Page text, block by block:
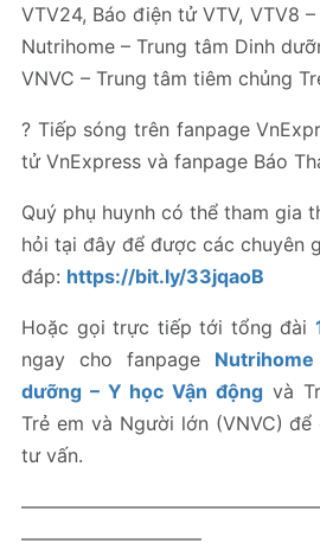
VTV24, Báo điện tử VTV, VTV8
Nutrihome – Trung tâm Dinh
VNVC – Trung tâm tiêm chủng
? Tiếp sóng trên fanpage
tử VnExpress và fanpage Báo
Quý phụ huynh có thể tham gia
hỏi tại đây để được các chuyên
đáp: https://bit.ly/33jqaoB
Hoặc gọi trực tiếp tới tổng đài
ngay cho fanpage
dưỡng – Y học Vận động và
Trẻ em và Người lớn (VNVC)
tư vấn.
—————————–